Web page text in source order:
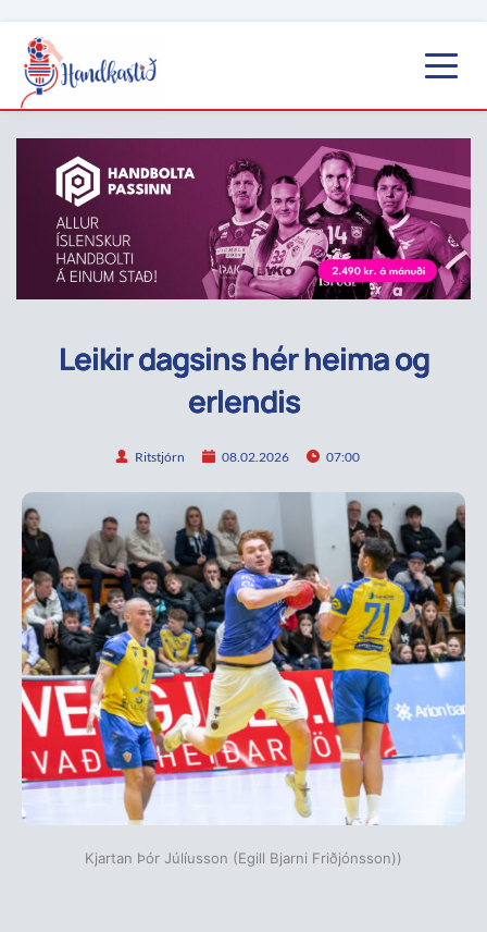
Leikir dagsins hér heima og
erlendis
Ritstjórn 08.02.2026 07:00
Kjartan Þór Júlíusson (Egill Bjarni Friðjónsson))